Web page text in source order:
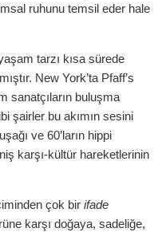
ruhunu temsil eder hale
tarzı kısa sürede
New York’ta Pfaff’s
sanatçıların buluşma
şairler bu akımın sesini
ve 60’ların hippi
karşı-kültür hareketlerinin
çok bir ifade
karşı doğaya, sadeliğe,